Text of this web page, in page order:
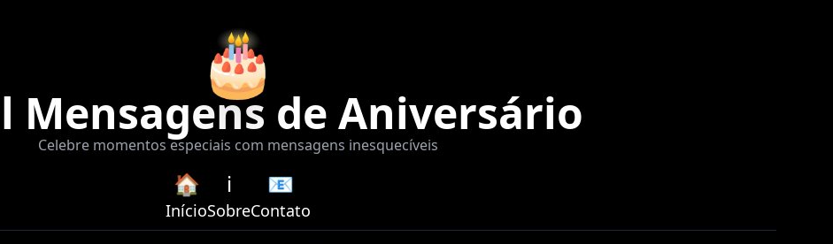
🎂
Mensagens de Aniversário
Celebre momentos especiais com mensagens inesquecíveis
🏠
Início
ℹ️
Sobre
📧
Contato